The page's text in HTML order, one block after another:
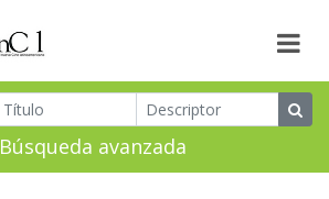
Búsqueda avanzada